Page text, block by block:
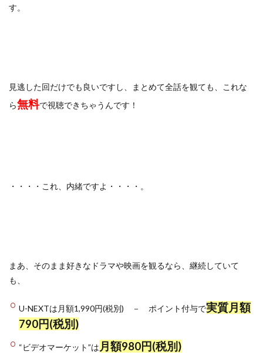
す。
見逃した回だけでも良いですし、まとめて全話を観ても、これな
ら無料で視聴できちゃうんです！
・・・・これ、内緒ですよ・・・・。
まあ、そのまま好きなドラマや映画を観るなら、継続していて
も、
U-NEXTは月額1,990円(税別) － ポイント付与で実質月額
790円(税別)
“ビデオマーケット”は 月額980円(税別)